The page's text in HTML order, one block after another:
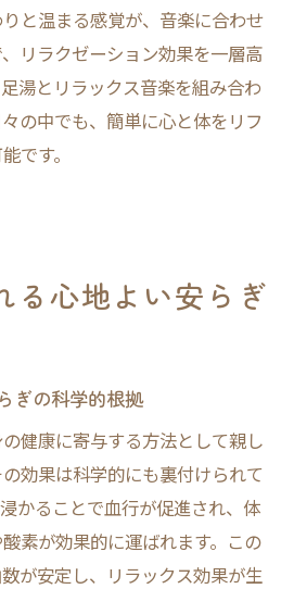
と温まる感覚が、音楽に合わせ
リラクゼーション効果を一層高
湯とリラックス音楽を組み合わ
の中でも、簡単に心と体をリフ
です。
る心地よい安らぎ
ぎの科学的根拠
健康に寄与する方法として親し
効果は科学的にも裏付けられて
かることで血行が促進され、体
素が効果的に運ばれます。この
が安定し、リラックス効果が生